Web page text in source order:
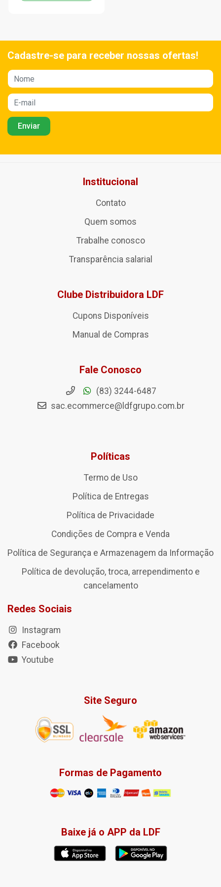
Cadastre-se para receber nossas ofertas!
Institucional
Contato
Quem somos
Trabalhe conosco
Transparência salarial
Clube Distribuidora LDF
Cupons Disponíveis
Manual de Compras
Fale Conosco
(83) 3244-6487
sac.ecommerce@ldfgrupo.com.br
Políticas
Termo de Uso
Política de Entregas
Política de Privacidade
Condições de Compra e Venda
Política de Segurança e Armazenagem da Informação
Política de devolução, troca, arrependimento e
cancelamento
Redes Sociais
Instagram
Facebook
Youtube
Site Seguro
Formas de Pagamento
Baixe já o APP da LDF